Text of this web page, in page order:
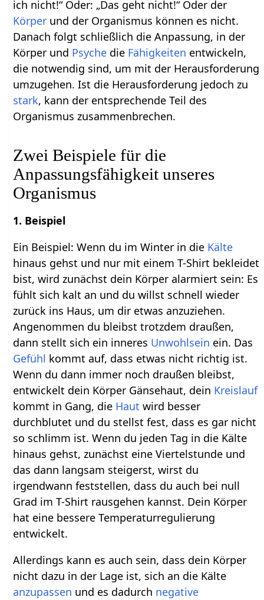
ich nicht!“ Oder: „Das geht nicht!“ Oder der
Körper und der Organismus können es nicht.
Danach folgt schließlich die Anpassung, in der
Körper und Psyche die Fähigkeiten entwickeln,
die notwendig sind, um mit der Herausforderung
umzugehen. Ist die Herausforderung jedoch zu
stark, kann der entsprechende Teil des
Organismus zusammenbrechen.
Zwei Beispiele für die
Anpassungsfähigkeit unseres
Organismus
1. Beispiel
Ein Beispiel: Wenn du im Winter in die Kälte
hinaus gehst und nur mit einem T-Shirt bekleidet
bist, wird zunächst dein Körper alarmiert sein: Es
fühlt sich kalt an und du willst schnell wieder
zurück ins Haus, um dir etwas anzuziehen.
Angenommen du bleibst trotzdem draußen,
dann stellt sich ein inneres Unwohlsein ein. Das
Gefühl kommt auf, dass etwas nicht richtig ist.
Wenn du dann immer noch draußen bleibst,
entwickelt dein Körper Gänsehaut, dein Kreislauf
kommt in Gang, die Haut wird besser
durchblutet und du stellst fest, dass es gar nicht
so schlimm ist. Wenn du jeden Tag in die Kälte
hinaus gehst, zunächst eine Viertelstunde und
das dann langsam steigerst, wirst du
irgendwann feststellen, dass du auch bei null
Grad im T-Shirt rausgehen kannst. Dein Körper
hat eine bessere Temperaturregulierung
entwickelt.
Allerdings kann es auch sein, dass dein Körper
nicht dazu in der Lage ist, sich an die Kälte
anzupassen und es dadurch negative